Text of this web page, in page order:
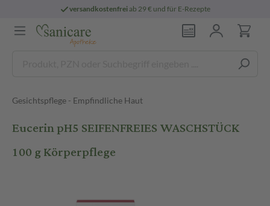
versandkostenfreiab 29 € und für E-Rezepte
Gesichtspflege - Empfindliche Haut
Eucerin pH5 SEIFENFREIES WASCHSTÜCK
100 g Körperpflege